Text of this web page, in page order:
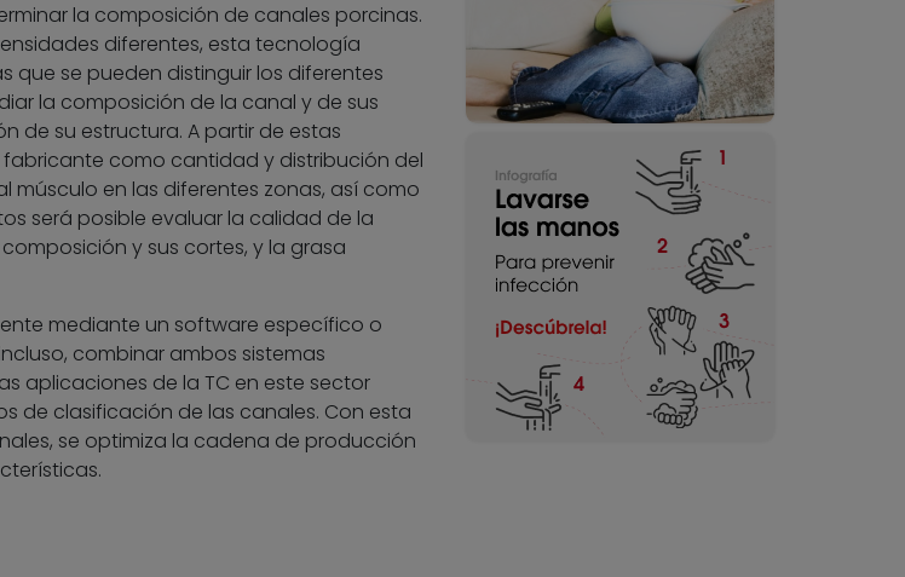
la composición de canales porcinas.
diferentes, esta tecnología
que se pueden distinguir los diferentes
la composición de la canal y de sus
de su estructura. A partir de estas
como cantidad y distribución del
músculo en las diferentes zonas, así como
será posible evaluar la calidad de la
y sus cortes, y la grasa
mediante un software específico o
combinar ambos sistemas
aplicaciones de la TC en este sector
de clasificación de las canales. Con esta
se optimiza la cadena de producción